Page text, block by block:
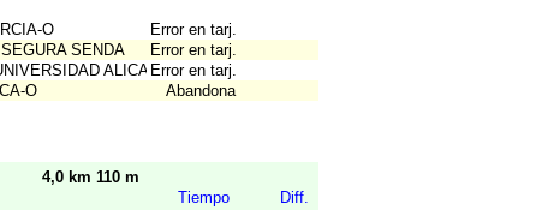
O
Error en tarj.
SENDA
Error en tarj.
ALICANTEError en tarj.
O Abandona
4,0 km 110 m
Tiempo
Diff.